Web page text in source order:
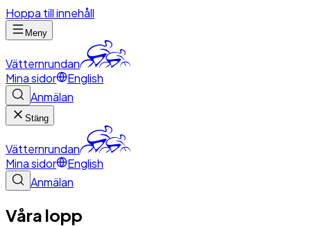
Hoppa till innehåll
Meny
Vätternrundan
Mina sidor
English
Anmälan
Stäng
Vätternrundan
Mina sidor
English
Anmälan
Våra lopp